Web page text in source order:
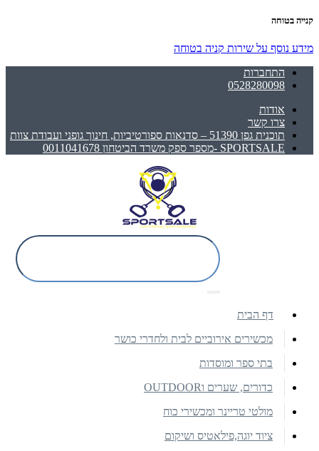
קנייה בטוחה
מידע נוסף על שירות קניה בטוחה
התחברות
0528280098
אודות
צרו קשר
תוכנית גפן 51390 – סדנאות ספורטיביות, חינוך גופני ועבודת צוות
SPORTSALE -מספר ספק משרד הביטחון 0011041678
דף הבית
מכשירים אירוביים לבית ולחדרי כושר
בתי ספר ומוסדות
כדורים, שערים וOUTDOOR
מולטי טריינר ומכשירי כוח
ציוד יוגה,פילאטיס ושיקום